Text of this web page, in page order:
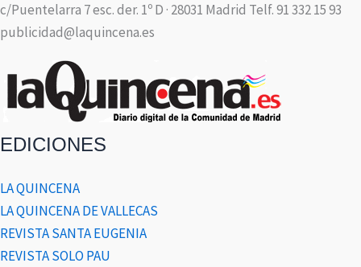
c/Puentelarra 7 esc. der. 1º D · 28031 Madrid Telf. 91 332 15 93
publicidad@laquincena.es
EDICIONES
LA QUINCENA
LA QUINCENA DE VALLECAS
REVISTA SANTA EUGENIA
REVISTA SOLO PAU